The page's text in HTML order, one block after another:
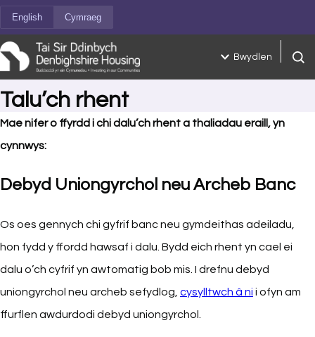
English Cymraeg
Bwydlen
Talu’ch rhent
Mae nifer o ffyrdd i chi dalu’ch rhent a thaliadau eraill, yn
cynnwys:
Debyd Uniongyrchol neu Archeb Banc
Os oes gennych chi gyfrif banc neu gymdeithas adeiladu,
hon fydd y ffordd hawsaf i dalu. Bydd eich rhent yn cael ei
dalu o’ch cyfrif yn awtomatig bob mis. I drefnu debyd
uniongyrchol neu archeb sefydlog, cysylltwch â ni i ofyn am
ffurflen awdurdodi debyd uniongyrchol.